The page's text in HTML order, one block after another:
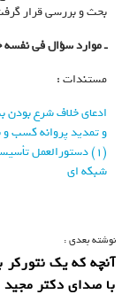
بحث و بررسی قرار
ـ موارد سؤال فی
مستندات :
و تمدید پروانه کسب و
(۱) دستورالعمل
شبکه ای
ر
ا
نوشته بعدی :
آنچه که یک نتورکر
با صدای دکتر